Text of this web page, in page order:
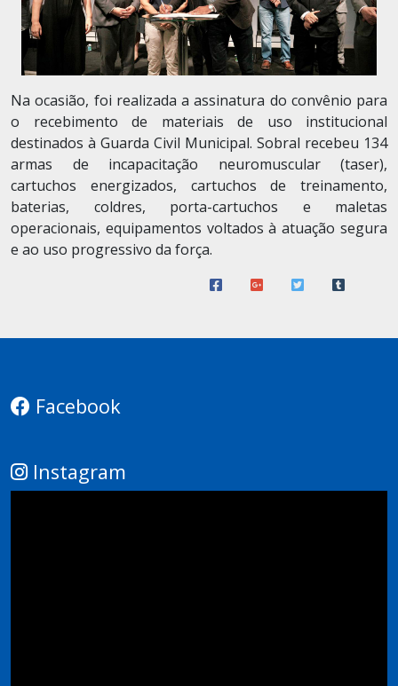
Na ocasião, foi realizada a assinatura do convênio para
o recebimento de materiais de uso institucional
destinados à Guarda Civil Municipal. Sobral recebeu 134
armas de incapacitação neuromuscular (taser),
cartuchos energizados, cartuchos de treinamento,
baterias, coldres, porta-cartuchos e maletas
operacionais, equipamentos voltados à atuação segura
e ao uso progressivo da força.
Facebook
Instagram